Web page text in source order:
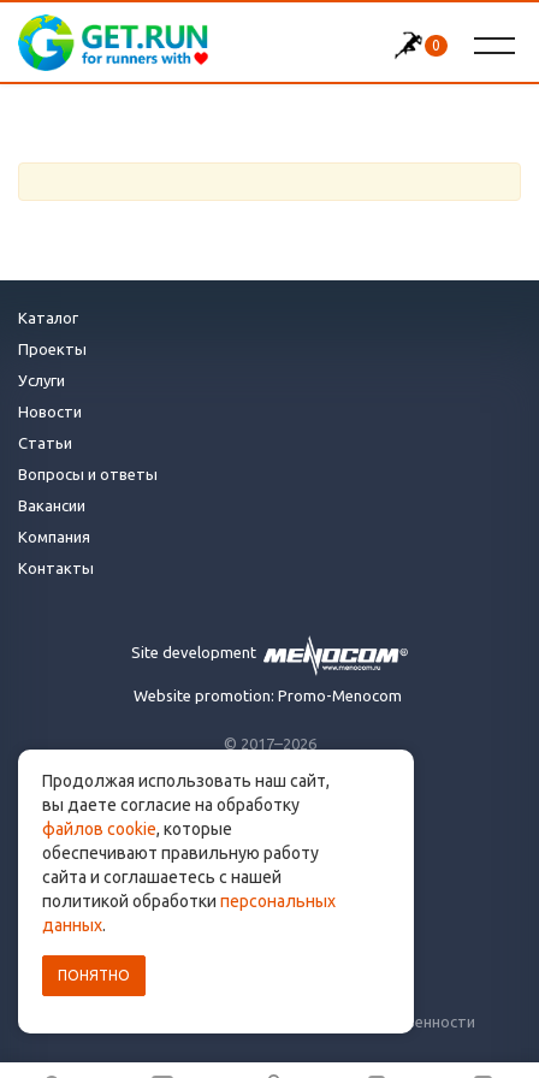
0
© 2017–2026
Made for runners.
By runners. With ❤
info@get.run
Уведомление о рисках и ограничение ответственности
Каталог
Проекты
Услуги
Новости
Статьи
Вопросы и ответы
Вакансии
Компания
Контакты
Site development
Website promotion: Promo-Menocom
Продолжая использовать наш сайт,
вы даете согласие на обработку
файлов cookie, которые
обеспечивают правильную работу
сайта и соглашаетесь с нашей
политикой обработки персональных
данных.
ПОНЯТНО